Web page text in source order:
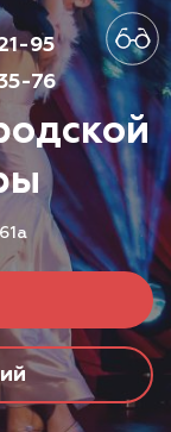
95
76